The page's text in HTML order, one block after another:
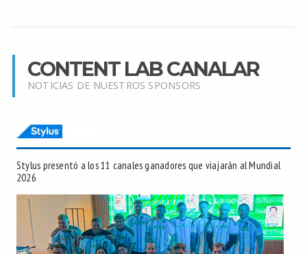
CONTENT LAB CANALAR
NOTICIAS DE NUESTROS SPONSORS
Stylus presentó a los 11 canales ganadores que viajarán al Mundial
2026